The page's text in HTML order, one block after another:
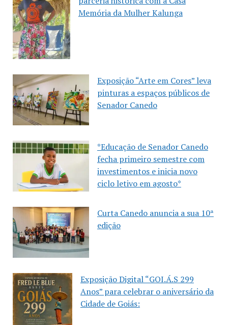
Memória da Mulher Kalunga
Exposição “Arte em Cores” leva
pinturas a espaços públicos de
Senador Canedo
*Educação de Senador Canedo
fecha primeiro semestre com
investimentos e inicia novo
ciclo letivo em agosto*
Curta Canedo anuncia a sua 10ª
edição
Exposição Digital “GOI.Á.S 299
Anos” para celebrar o aniversário da
Cidade de Goiás: